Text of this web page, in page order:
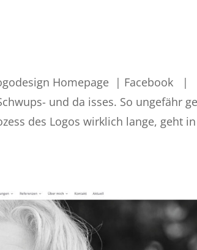
Homepage | Facebook |
und da isses. So ungefähr
des Logos wirklich lange, geht in